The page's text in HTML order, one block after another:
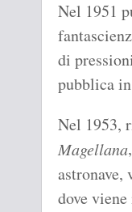
Nel 1951
di
pubblica
Nel 1953,
Magellana
astronave,
dove